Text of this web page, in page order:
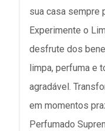
sua casa sempre
Experimente o
desfrute dos
limpa, perfuma e
agradável.
em momentos
Perfumado